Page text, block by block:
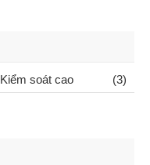
Kiểm soát cao
(3)